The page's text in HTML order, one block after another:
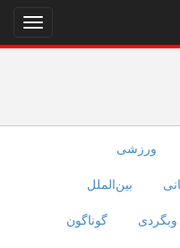
نمایش
منو
ورزشی
بین‌الملل
وبگردی گوناگون